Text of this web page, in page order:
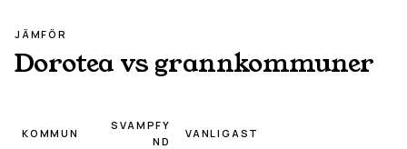
JÄMFÖR
Dorotea vs grannkommuner
KOMMUN
SVAMPFY
ND
VANLIGAST